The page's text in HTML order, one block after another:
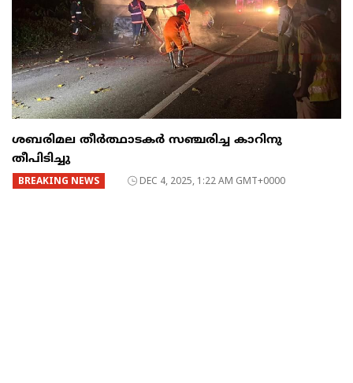
ശബരിമല തീർത്ഥാടകർ സഞ്ചരിച്ച കാറിനു
തീപിടിച്ചു
BREAKING NEWS DEC 4, 2025, 1:22 AM GMT+0000